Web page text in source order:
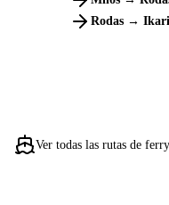
Rodas →
Ver todas las rutas de ferry